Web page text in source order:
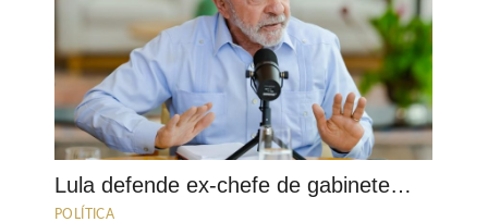
Lula defende ex-chefe de gabinete…
POLÍTICA